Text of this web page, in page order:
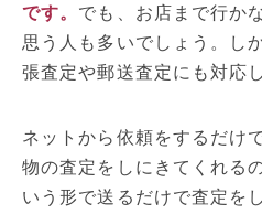
です。 でも、お店まで行か
思う人も多いでしょう。し
張査定や郵送査定にも対応
ネットから依頼をするだけ
物の査定をしにきてくれる
いう形で送るだけで査定を